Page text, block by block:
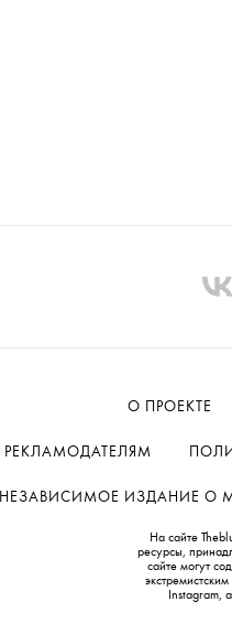
О ПРОЕКТЕ
РЕКЛАМОДАТЕЛЯМ
НЕЗАВИСИМОЕ ИЗДАНИЕ О
На сайте
ресурсы,
сайте могут
Instagram,